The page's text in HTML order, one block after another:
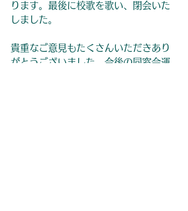
ります。最後に校歌を歌い、閉会いた
しました。
貴重なご意見もたくさんいただきあり
がとうございました。今後の同窓会運